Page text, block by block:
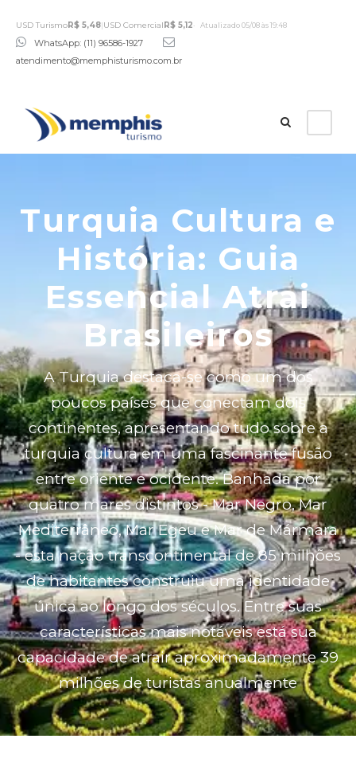
USD TurismoR$ 5,48|USD ComercialR$ 5,12 Atualizado 05/08 às 19:48
WhatsApp: (11) 96586-1927
atendimento@memphisturismo.com.br
Turquia Cultura e
História: Guia
Essencial Atrai
Brasileiros
A Turquia destaca-se como um dos
poucos países que conectam dois
continentes, apresentando tudo sobre a
turquia cultura em uma fascinante fusão
entre oriente e ocidente. Banhada por
quatro mares distintos - Mar Negro, Mar
Mediterrâneo, Mar Egeu e Mar de Mármara
- esta nação transcontinental de 85 milhões
de habitantes construiu uma identidade
única ao longo dos séculos. Entre suas
características mais notáveis está sua
capacidade de atrair aproximadamente 39
milhões de turistas anualmente